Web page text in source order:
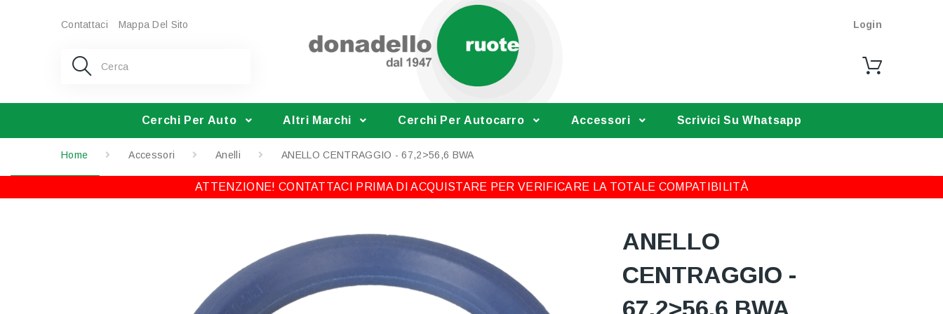
Contattaci Mappa Del Sito Login
Cerchi Per Auto Altri Marchi Cerchi Per Autocarro Accessori Scrivici Su Whatsapp
Home Accessori Anelli ANELLO CENTRAGGIO - 67,2>56,6 BWA
ATTENZIONE! CONTATTACI PRIMA DI ACQUISTARE PER VERIFICARE LA TOTALE COMPATIBILITÀ
ANELLO
CENTRAGGIO -
67,2>56,6 BWA